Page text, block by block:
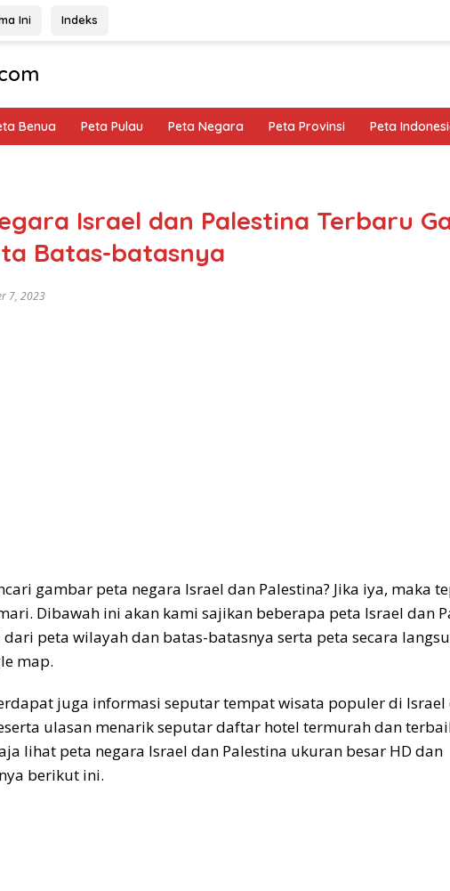
Ini Indeks
Benua Peta Pulau Peta Negara Peta Provinsi Peta
Israel dan Palestina Terbaru
Batas-batasnya
7, 2023
gambar peta negara Israel dan Palestina? Jika iya, maka
Dibawah ini akan kami sajikan beberapa peta Israel dan
peta wilayah dan batas-batasnya serta peta secara
map.
juga informasi seputar tempat wisata populer di Israel
ulasan menarik seputar daftar hotel termurah dan
lihat peta negara Israel dan Palestina ukuran besar HD dan
berikut ini.